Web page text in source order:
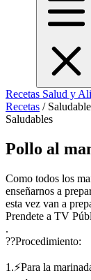
Recetas Salud y
Recetas /
Saludables
Pollo al
Como todos los
enseñarnos a
esta vez van a
Prendete a TV
.
??Procedimiento:
1.⚡Para la